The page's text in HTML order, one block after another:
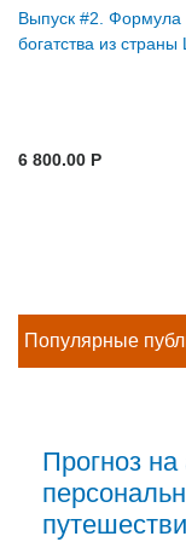
Выпуск #2.
богатства из
6 800.00 P
Популярные
Прогноз на